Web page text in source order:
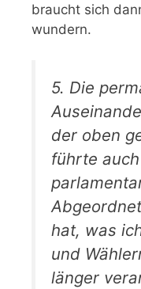
braucht sich
wundern.
5. Die
der oben
führte
hat, was
und
länger